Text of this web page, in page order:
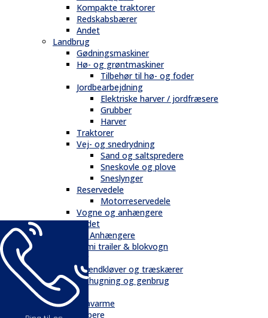
Kompakte traktorer
Redskabsbærer
Andet
Landbrug
Gødningsmaskiner
Hø- og grøntmaskiner
Tilbehør til hø- og foder
Jordbearbejdning
Elektriske harver / jordfræsere
Grubber
Harver
Traktorer
Vej- og snedrydning
Sand og saltspredere
Sneskovle og plove
Sneslynger
Reservedele
Motorreservedele
Vogne og anhængere
Andet
Trailere / Anhængere
Semi trailer & blokvogn
Skovbrug
Brændkløver og træskærer
Flishugning og genbrug
Tilbehør
Gravarme
Gribere